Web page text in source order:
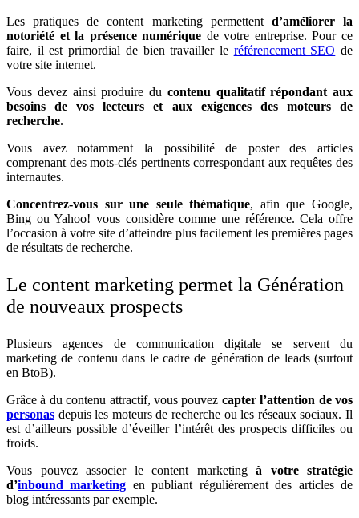
Les pratiques de content marketing permettent d’améliorer la
notoriété et la présence numérique de votre entreprise. Pour ce
faire, il est primordial de bien travailler le référencement SEO de
votre site internet.
Vous devez ainsi produire du contenu qualitatif répondant aux
besoins de vos lecteurs et aux exigences des moteurs de
recherche.
Vous avez notamment la possibilité de poster des articles
comprenant des mots-clés pertinents correspondant aux requêtes des
internautes.
Concentrez-vous sur une seule thématique, afin que Google,
Bing ou Yahoo! vous considère comme une référence. Cela offre
l’occasion à votre site d’atteindre plus facilement les premières pages
de résultats de recherche.
Le content marketing permet la Génération
de nouveaux prospects
Plusieurs agences de communication digitale se servent du
marketing de contenu dans le cadre de génération de leads (surtout
en BtoB).
Grâce à du contenu attractif, vous pouvez capter l’attention de vos
personas depuis les moteurs de recherche ou les réseaux sociaux. Il
est d’ailleurs possible d’éveiller l’intérêt des prospects difficiles ou
froids.
Vous pouvez associer le content marketing à votre stratégie
d’inbound marketing en publiant régulièrement des articles de
blog intéressants par exemple.